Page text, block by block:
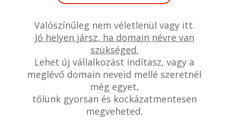
Valószínűleg nem véletlenül vagy itt.
Jó helyen jársz, ha domain névre van
szükséged.
Lehet új vállalkozást indítasz, vagy a
meglévő domain neveid mellé szeretnél
még egyet,
tőlünk gyorsan és kockázatmentesen
megveheted.